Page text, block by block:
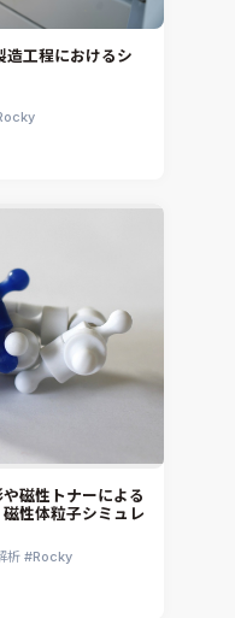
造工程におけるシ
磁性トナーによる
性体粒子シミュレ
析 Rocky